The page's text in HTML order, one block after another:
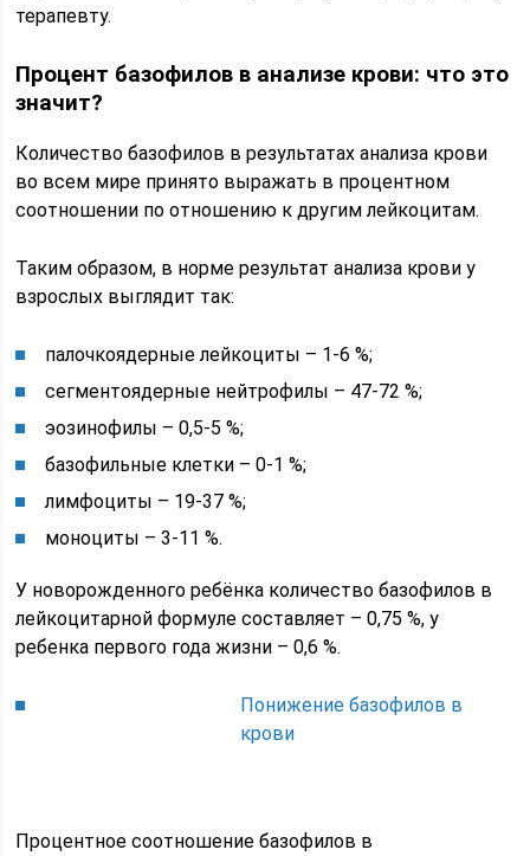
терапевту.
Процент базофилов в анализе крови: что это
значит?
Количество базофилов в результатах анализа крови
во всем мире принято выражать в процентном
соотношении по отношению к другим лейкоцитам.
Таким образом, в норме результат анализа крови у
взрослых выглядит так:
палочкоядерные лейкоциты – 1-6 %;
сегментоядерные нейтрофилы – 47-72 %;
эозинофилы – 0,5-5 %;
базофильные клетки – 0-1 %;
лимфоциты – 19-37 %;
моноциты – 3-11 %.
У новорожденного ребёнка количество базофилов в
лейкоцитарной формуле составляет – 0,75 %, у
ребенка первого года жизни – 0,6 %.
Понижение базофилов в
крови
Процентное соотношение базофилов в